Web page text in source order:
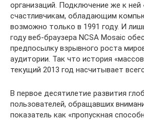
организаций. Подключение же к ней
счастливчикам, обладающим
возможно только в 1991 году. И
году веб-браузера NCSA Mosaic
предпосылку взрывного роста
аудитории. Так что история
текущий 2013 год насчитывает
В первое десятилетие развития
пользователей, обращавших
показатель как «пропускная